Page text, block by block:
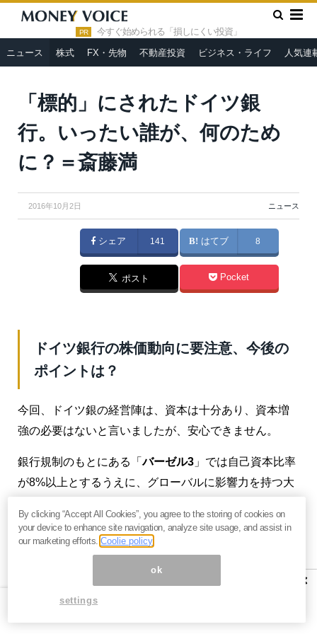
PR 今すぐ始められる「損しにくい投資」
ニュース 株式 FX・先物 不動産投資 ビジネス・ライフ 人気連
HOME » ニュース »
「標的」にされたドイツ銀行。いったい誰
が、何のために？＝斎藤満
「標的」にされたドイツ銀
行。いったい誰が、何のため
に？＝斎藤満
2016年10月2日 ニュース
シェア 141 はてブ 8
ポスト Pocket
ドイツ銀行の株価動向に要注意、今後の
ポイントは？
今回、ドイツ銀の経営陣は、資本は十分あり、資本増
強の必要はないと言いましたが、安心できません。
銀行規制のもとにある「バーゼル3 」では自己資本比率
が8%以上とするうえに、グローバルに影響力を持つ大
己資本が求められます。欧米の大手銀行は10%以上の
自己資本を持つと言いますが、求める水準自体が高く
しかも、バーゼル規制では資本の中身を厳しくする上
×
By clicking “Accept All Cookies”, you agree to the storing of cookies on
your device to enhance site navigation, analyze site usage, and assist in
our marketing efforts.Coolie policy
ok
settings